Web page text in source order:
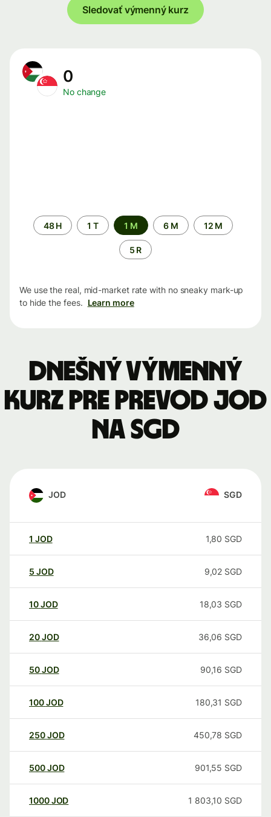
Sledovať výmenný kurz
0
No change
Time
period
48 H 1 T 1 M 6 M 12 M
5 R
We use the real, mid-market rate with no sneaky mark-up
to hide the fees. Learn more
Dnešný výmenný
kurz pre prevod JOD
na SGD
JOD SGD
1 JOD 1,80 SGD
5 JOD 9,02 SGD
10JOD 18,03 SGD
20JOD 36,06 SGD
50JOD 90,16 SGD
100JOD 180,31 SGD
250JOD 450,78 SGD
500JOD 901,55 SGD
1000JOD 1 803,10 SGD